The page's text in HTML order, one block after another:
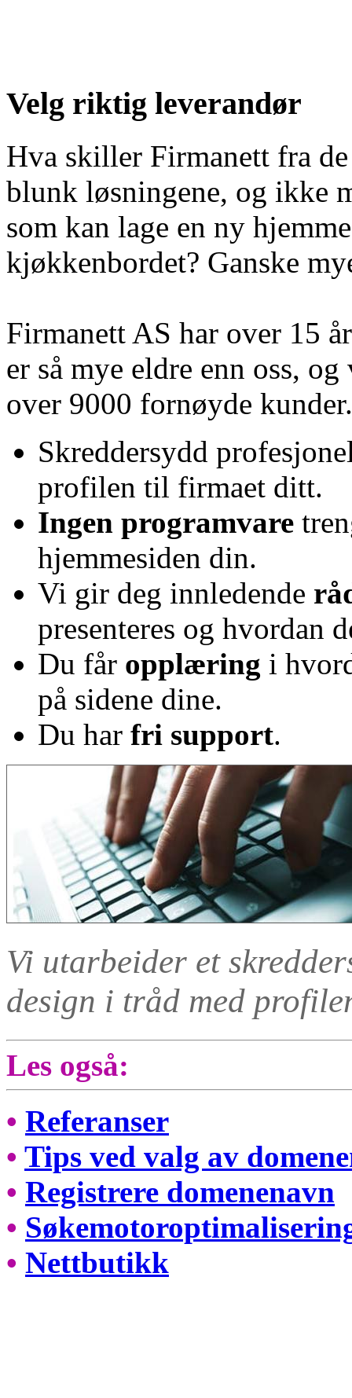
Velg riktig leverandør
Hva skiller Firmanett fra
blunk løsningene, og ikke
som kan lage en ny
kjøkkenbordet? Ganske
Firmanett AS har over 15
er så mye eldre enn oss,
over 9000 fornøyde kunder.
Skreddersydd
profilen til firmaet ditt.
Ingen programvare
hjemmesiden din.
Vi gir deg innledende
presenteres og hvordan
Du får opplæring i
på sidene dine.
Du har fri support.
Vi utarbeider et
design i tråd med
Les også:
• Referanser
• Tips ved valg av
• Registrere domenenavn
•
• Nettbutikk